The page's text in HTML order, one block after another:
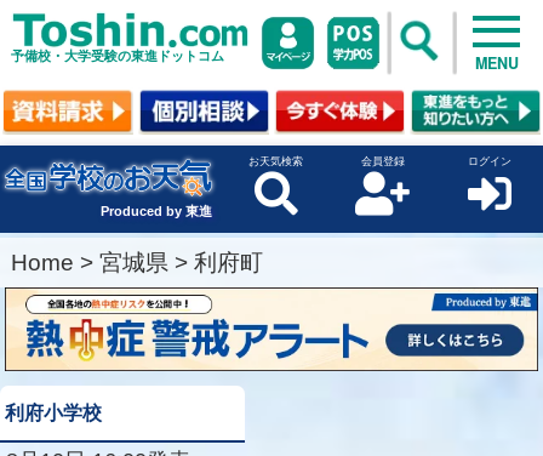
予備校・大学受験の東進ドットコム MENU
Produced by 東進
お天気検索 会員登録 ログイン
Home > 宮城県 > 利府町
利府小学校